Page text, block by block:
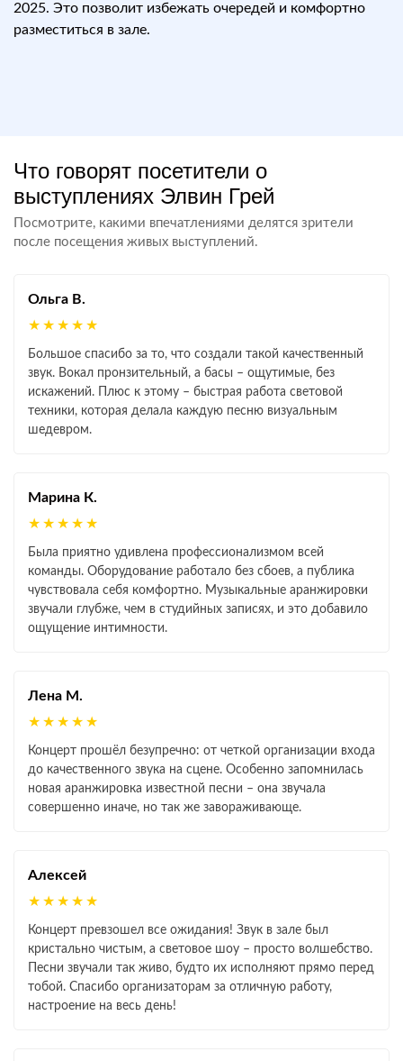
2025. Это позволит избежать очередей и комфортно
разместиться в зале.
Что говорят посетители о
выступлениях Элвин Грей
Посмотрите, какими впечатлениями делятся зрители
после посещения живых выступлений.
Ольга В.
★★★★★
Большое спасибо за то, что создали такой качественный
звук. Вокал пронзительный, а басы – ощутимые, без
искажений. Плюс к этому – быстрая работа световой
техники, которая делала каждую песню визуальным
шедевром.
Марина К.
★★★★★
Была приятно удивлена профессионализмом всей
команды. Оборудование работало без сбоев, а публика
чувствовала себя комфортно. Музыкальные аранжировки
звучали глубже, чем в студийных записях, и это добавило
ощущение интимности.
Лена М.
★★★★★
Концерт прошёл безупречно: от четкой организации входа
до качественного звука на сцене. Особенно запомнилась
новая аранжировка известной песни – она звучала
совершенно иначе, но так же завораживающе.
Алексей
★★★★★
Концерт превзошел все ожидания! Звук в зале был
кристально чистым, а световое шоу – просто волшебство.
Песни звучали так живо, будто их исполняют прямо перед
тобой. Спасибо организаторам за отличную работу,
настроение на весь день!